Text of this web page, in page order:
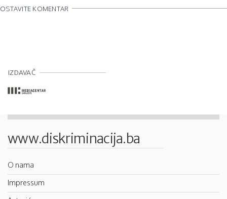
OSTAVITE KOMENTAR
IZDAVAČ
www.diskriminacija.ba
O nama
Impressum